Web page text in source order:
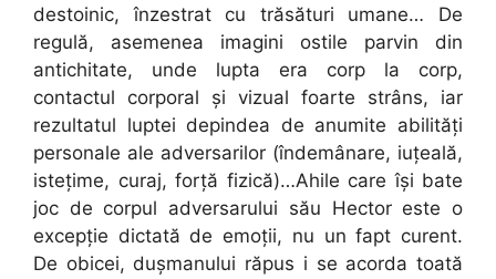
destoinic, înzestrat cu trăsături umane… De
regulă, asemenea imagini ostile parvin din
antichitate, unde lupta era corp la corp,
contactul corporal și vizual foarte strâns, iar
rezultatul luptei depindea de anumite abilități
personale ale adversarilor (îndemânare, iuțeală,
istețime, curaj, forță fizică)…Ahile care își bate
joc de corpul adversarului său Hector este o
excepție dictată de emoții, nu un fapt curent.
De obicei, dușmanului răpus i se acorda toată